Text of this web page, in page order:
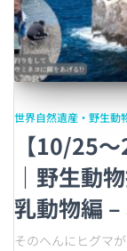
世界自然遺産・野生動
【10/25
｜野生動
乳動物編
そのへんにヒグマ